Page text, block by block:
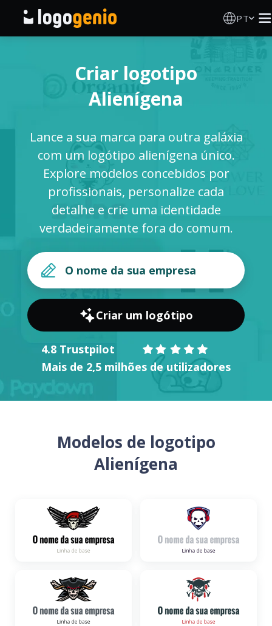
PT
Gerador de logótipos IA
Produtos impressos
INICIAR SESSÃO
Criar logotipo
Alienígena
Lance a sua marca para outra galáxia
com um logótipo alienígena único.
Explore modelos concebidos por
profissionais, personalize cada
detalhe e crie uma identidade
verdadeiramente fora do comum.
Criar um logótipo
4.8 Trustpilot
Mais de 2,5 milhões de utilizadores
Modelos de logotipo
Alienígena